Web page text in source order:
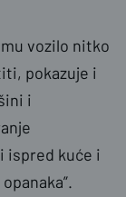
vozilo nitko
pokazuje i
i
ispred kuće i